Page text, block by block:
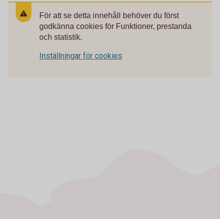
För att se detta innehåll behöver du först
godkänna cookies för Funktioner, prestanda
och statistik.
Inställningar för cookies